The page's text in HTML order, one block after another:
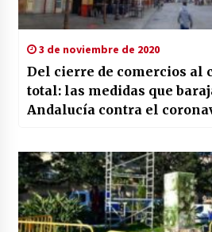
3 de noviembre de 2020
Del cierre de comercios al
total: las medidas que
Andalucía contra el